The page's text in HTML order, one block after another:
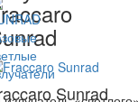
Sunrad